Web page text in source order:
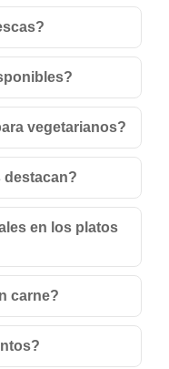
vegetarianos?
destacan?
en los platos
carne?